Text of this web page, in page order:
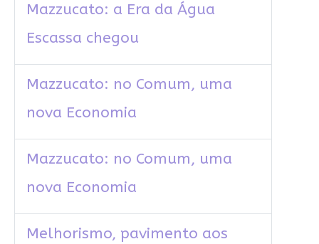
Mazzucato: a Era da Água
Escassa chegou
Mazzucato: no Comum, uma
nova Economia
Mazzucato: no Comum, uma
nova Economia
Melhorismo, pavimento aos